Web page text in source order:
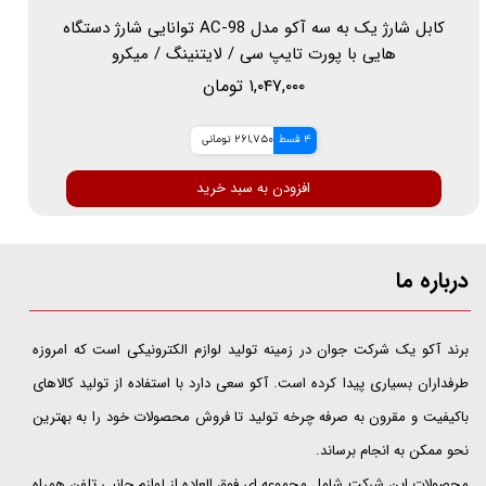
کابل شارژ یک به سه آکو مدل AC-98 توانایی شارژ دستگاه
هایی با پورت تایپ سی / لایتنینگ / میکرو
۱,۰۴۷,۰۰۰ تومان
4 قسط 261,750 تومانی
افزودن به سبد خرید
درباره ما
​​​​​​​برند آکو یک شرکت جوان در زمینه تولید لوازم الکترونیکی است که امروزه
طرفداران بسیاری پیدا کرده است. آکو سعی دارد با استفاده از تولید کالاهای
باکیفیت و مقرون به صرفه چرخه تولید تا فروش محصولات خود را به بهترین
نحو ممکن به انجام برساند.